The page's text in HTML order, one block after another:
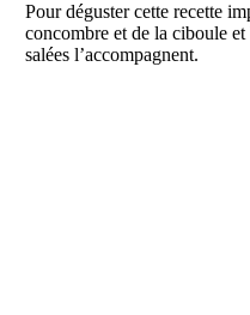
Pour déguster cette recette
concombre et de la ciboule et
salées l’accompagnent.